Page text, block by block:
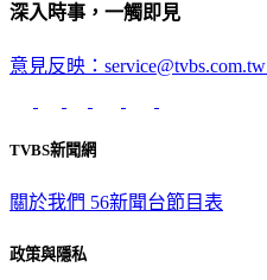
深入時事，一觸即見
意見反映：service@tvbs.com.tw
TVBS新聞網
關於我們 56新聞台節目表
政策與隱私